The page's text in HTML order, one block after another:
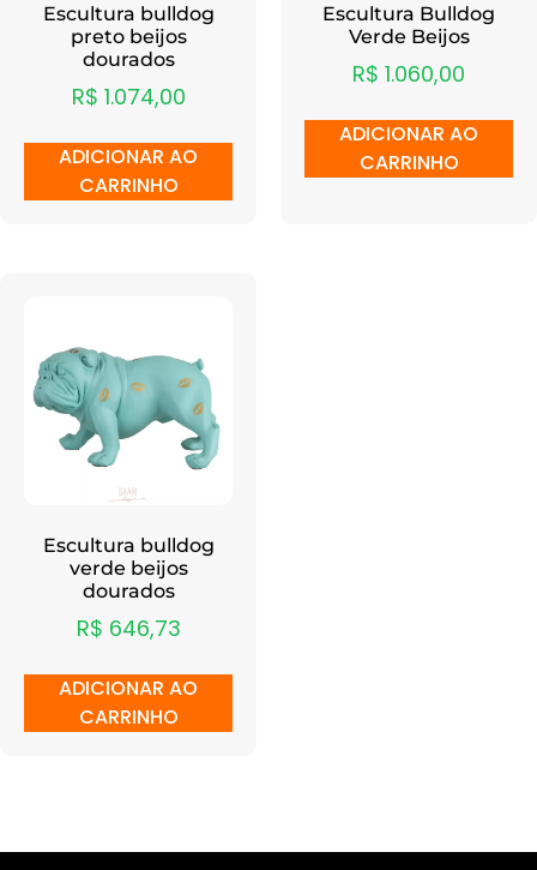
Escultura bulldog
preto beijos
dourados
R$ 1.074,00
ADICIONAR AO
CARRINHO
Escultura Bulldog
Verde Beijos
R$ 1.060,00
ADICIONAR AO
CARRINHO
Escultura bulldog
verde beijos
dourados
R$ 646,73
ADICIONAR AO
CARRINHO